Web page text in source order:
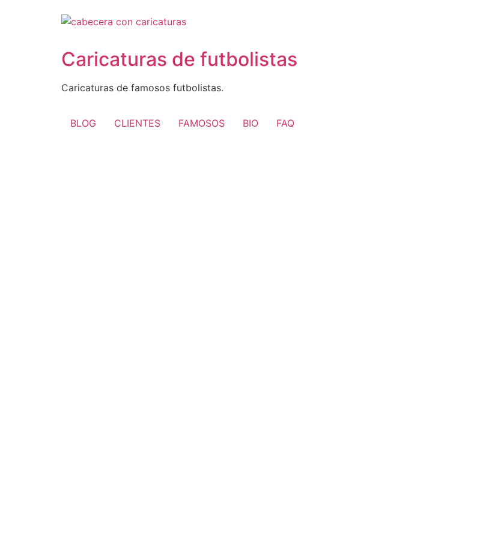
Caricaturas de futbolistas
Caricaturas de famosos futbolistas.
BLOG CLIENTES FAMOSOS BIO FAQ